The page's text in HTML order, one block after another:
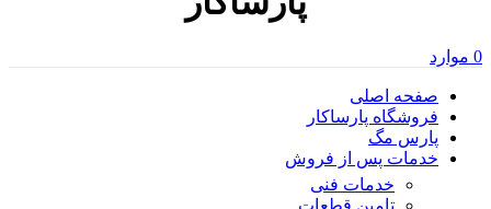
0 موارد
صفحه اصلی
فروشگاه پارساکار
پارس مگ
خدمات پس از فروش
خدمات فنی